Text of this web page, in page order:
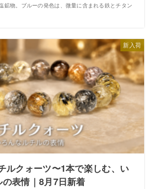
鉱物。ブルーの発色は、微量に含まれる鉄とチタン
新入荷
ルクォーツ〜1本で楽しむ、い
表情｜8月7日新着